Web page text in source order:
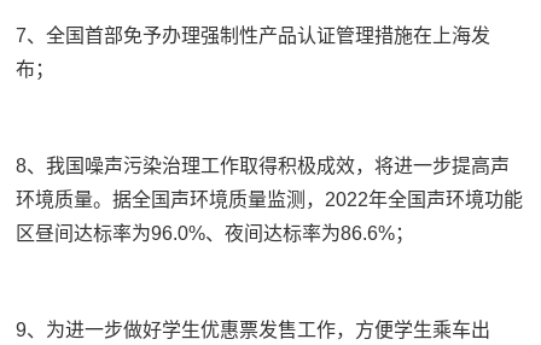
7、全国首部免予办理强制性产品认证管理措施在上海发
布；
8、我国噪声污染治理工作取得积极成效，将进一步提高声
环境质量。据全国声环境质量监测，2022年全国声环境功能
区昼间达标率为96.0%、夜间达标率为86.6%；
9、为进一步做好学生优惠票发售工作，方便学生乘车出